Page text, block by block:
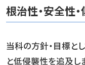
根治性・安全性
当科の方針・目標と
と低侵襲性を追及し